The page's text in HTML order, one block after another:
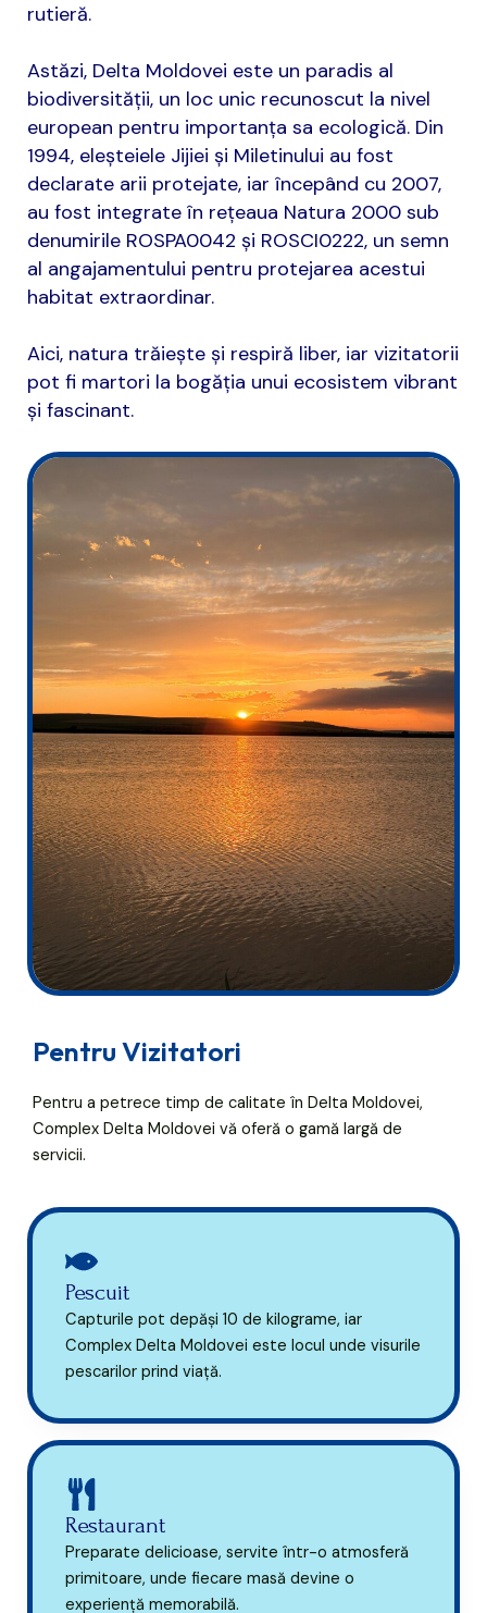
rutieră.
Astăzi, Delta Moldovei este un paradis al
biodiversității, un loc unic recunoscut la nivel
european pentru importanța sa ecologică. Din
1994, eleșteiele Jijiei și Miletinului au fost
declarate arii protejate, iar începând cu 2007,
au fost integrate în rețeaua Natura 2000 sub
denumirile ROSPA0042 și ROSCI0222, un semn
al angajamentului pentru protejarea acestui
habitat extraordinar.
Aici, natura trăiește și respiră liber, iar vizitatorii
pot fi martori la bogăția unui ecosistem vibrant
și fascinant.
Pentru Vizitatori
Pentru a petrece timp de calitate în Delta Moldovei,
Complex Delta Moldovei vă oferă o gamă largă de
servicii.
Pescuit
Capturile pot depăși 10 de kilograme, iar
Complex Delta Moldovei este locul unde visurile
pescarilor prind viață.
Restaurant
Preparate delicioase, servite într-o atmosferă
primitoare, unde fiecare masă devine o
experiență memorabilă.